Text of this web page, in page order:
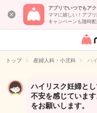
アプリでいつでもアク
ママに嬉しい！アプリ
キャンペーンも随時配
女性
イト
トップ 産婦人科・小児科 ハ
ハイリスク妊婦と
不安を感じていま
をお願いします。